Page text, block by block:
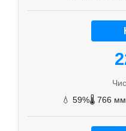
💧 59%🌡️ 766 мм